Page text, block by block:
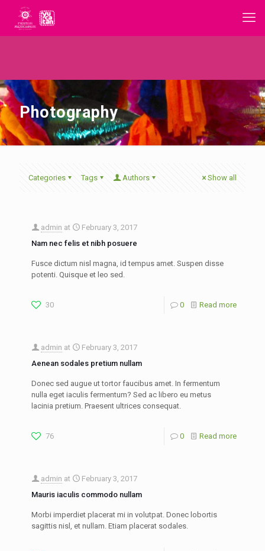
Photography
Categories Tags Authors Show all
admin at
February 3, 2017
Nam nec felis et nibh posuere
Fusce dictum nisl magna, id tempus amet. Suspen disse
potenti. Quisque et leo sed.
30 0 Read more
admin at
February 3, 2017
Aenean sodales pretium nullam
Donec sed augue ut tortor faucibus amet. In fermentum
nulla eget iaculis fermentum? Sed ac libero eu metus
lacinia pretium. Praesent ultrices consequat.
76 0 Read more
admin at
February 3, 2017
Mauris iaculis commodo nullam
Morbi imperdiet placerat mi in volutpat. Donec lobortis
sagittis nisl, et nullam. Etiam placerat sodales.